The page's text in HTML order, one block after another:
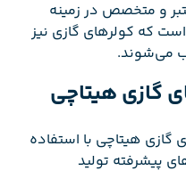
و متخصص در زمینه
که کولرهای گازی نیز
می‌شوند.
گازی هیتاچی با استفاده
پیشرفته تولید